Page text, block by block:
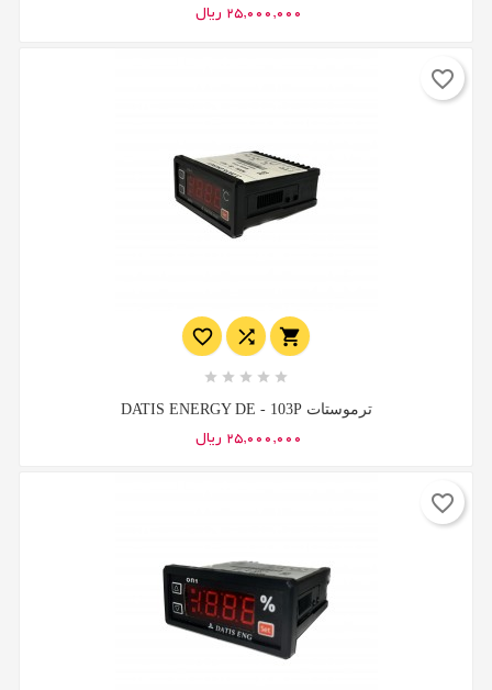
25,000,000 ریال



    
ترموستات DATIS ENERGY DE - 103P
25,000,000 ریال
favorite_border
favorite_border